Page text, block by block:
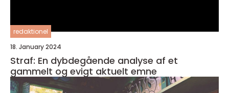
redaktionel
18. January 2024
Straf: En dybdegående analyse af et
gammelt og evigt aktuelt emne